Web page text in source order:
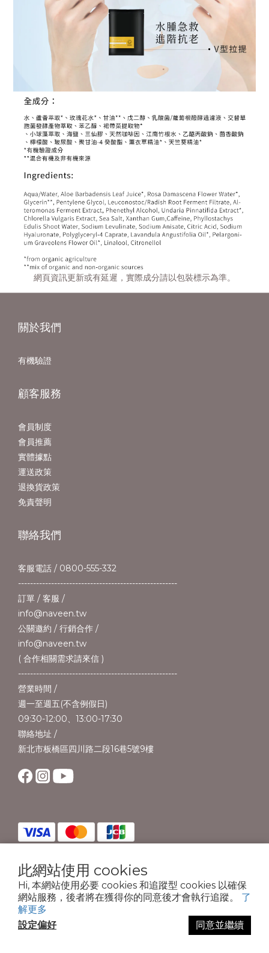
此網站使用 cookies
Hi, 本網站使用必要 cookies 和追蹤型 cookies 以確保
網站服務，後者將在獲得你的同意後才會執行追蹤。 了
解更多
設定偏好
同意並繼續
網頁資訊更新或有延遲，實際成分請以包裝標示為準。
關於我們
有機驗證
顧客服務
會員制度
會員推薦
實體據點
運送政策
退換貨政策
免責聲明
聯絡我們
客服電話 / 0800-555-332
-----------------------------------------------------
訂單 / 客服 /
info@naveen.tw
公關邀約 / 行銷合作 /
info@naveen.tw
( 合作相關需求請來信 )
-----------------------------------------------------
營業時間 /
週一至週五(不含例假日)
09:30-12:00、13:00-17:30
聯絡地址 /
新北市板橋區四川路二段16巷5號9樓
copyright © 2024法藍茵國際行銷創意有限公司. All Rights Reserved